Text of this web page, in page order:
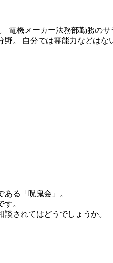
電機メーカー法務部勤務の
。 自分では霊能力などはな
る「呪鬼会」。
。
されてはどうでしょうか。